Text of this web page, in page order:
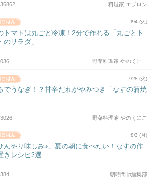
料理家 エプロン
8/4 (火)
トマトは丸ごと冷凍！2分で作れる「丸ごとト
のサラダ」
野菜料理家 やのくにこ
7/28 (火)
でうなぎ！？甘辛だれがやみつき「なすの蒲焼
野菜料理家 やのくにこ
8/3 (月)
んやり味しみ♪」夏の朝に食べたい！なすの作
きレシピ3選
朝時間.jp編集部